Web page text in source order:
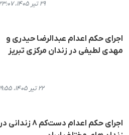
۲۹ تیر ۱۴۰۵، ۲۳:۰۷
اجرای حکم اعدام عبدالرضا حیدری و
مهدی لطیفی در زندان مرکزی تبریز
۲۲ تیر ۱۴۰۵، ۱۹:۵۵
اجرای حکم اعدام دست‌کم ۸ زندانی در